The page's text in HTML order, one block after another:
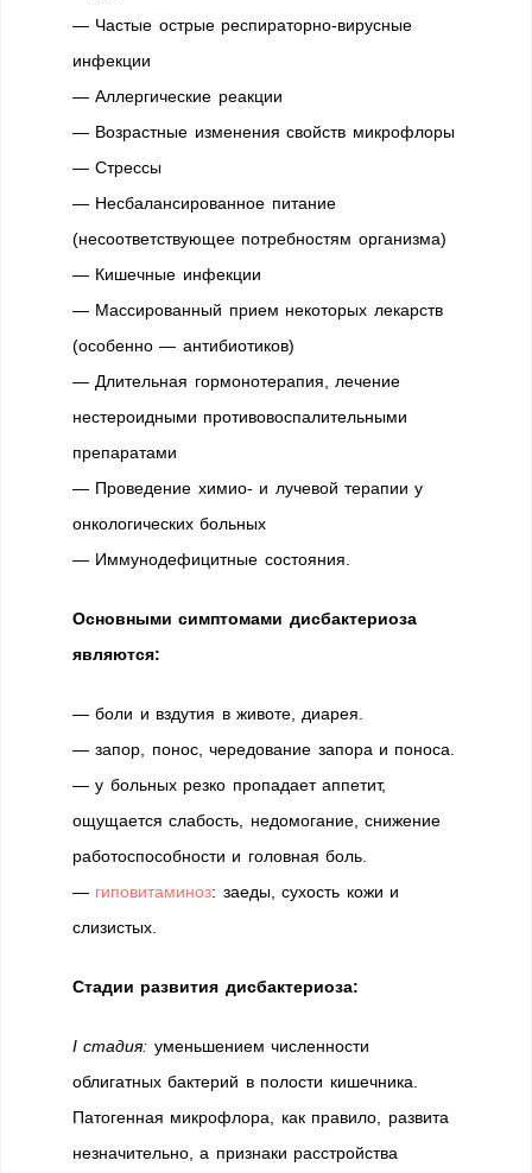
— Частые острые респираторно-вирусные
инфекции
— Аллергические реакции
— Возрастные изменения свойств микрофлоры
— Стрессы
— Несбалансированное питание
(несоответствующее потребностям организма)
— Кишечные инфекции
— Массированный прием некоторых лекарств
(особенно — антибиотиков)
— Длительная гормонотерапия, лечение
нестероидными противовоспалительными
препаратами
— Проведение химио- и лучевой терапии у
онкологических больных
— Иммунодефицитные состояния.
Основными симптомами дисбактериоза
являются:
— боли и вздутия в животе, диарея.
— запор, понос, чередование запора и поноса.
— у больных резко пропадает аппетит,
ощущается слабость, недомогание, снижение
работоспособности и головная боль.
— гиповитаминоз: заеды, сухость кожи и
слизистых.
Стадии развития дисбактериоза:
I стадия: уменьшением численности
облигатных бактерий в полости кишечника.
Патогенная микрофлора, как правило, развита
незначительно, а признаки расстройства